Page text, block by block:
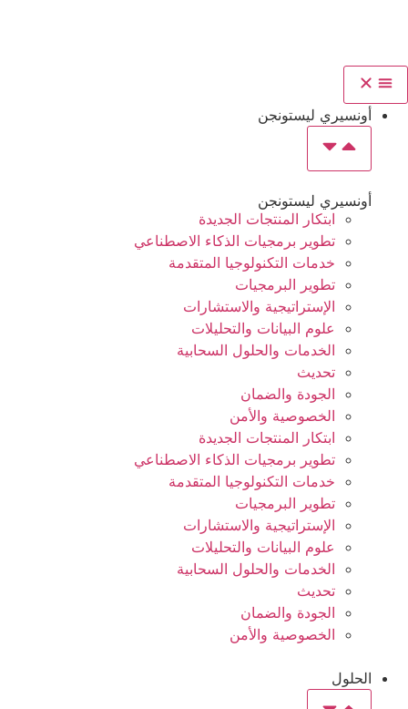
أونسيري ليستونجن
أونسيري ليستونجن
ابتكار المنتجات الجديدة
تطوير برمجيات الذكاء الاصطناعي
خدمات التكنولوجيا المتقدمة
تطوير البرمجيات
الإستراتيجية والاستشارات
علوم البيانات والتحليلات
الخدمات والحلول السحابية
تحديث
الجودة والضمان
الخصوصية والأمن
ابتكار المنتجات الجديدة
تطوير برمجيات الذكاء الاصطناعي
خدمات التكنولوجيا المتقدمة
تطوير البرمجيات
الإستراتيجية والاستشارات
علوم البيانات والتحليلات
الخدمات والحلول السحابية
تحديث
الجودة والضمان
الخصوصية والأمن
الحلول